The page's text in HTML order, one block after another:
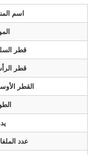
اسم
قطر
قطر
القطر
عدد